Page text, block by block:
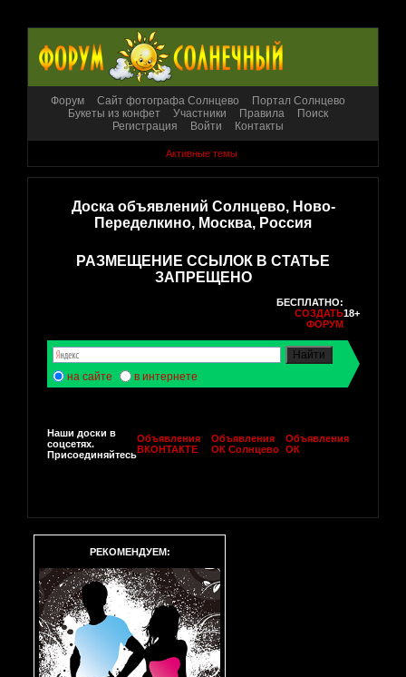
Форум Сайт фотографа Солнцево
Портал Солнцево
Букеты из конфет
Участники Правила
Поиск
Регистрация
Войти Контакты
Активные темы
Доска объявлений Солнцево, Ново-
Переделкино, Москва, Россия
РАЗМЕЩЕНИЕ ССЫЛОК В СТАТЬЕ
ЗАПРЕЩЕНО
БЕСПЛАТНО:
СОЗДАТЬ
ФОРУМ
18+
на сайте в интернете
Наши доски в
соцсетях.
Присоединяйтесь
Объявления
ВКОНТАКТЕ
Объявления
ОК Солнцево
Объявления
ОК
РЕКОМЕНДУЕМ: